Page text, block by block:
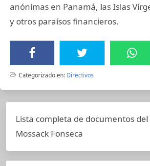
anónimas en Panamá, las Islas
y otros paraísos financieros.
Categorizado en: Directivos
Lista completa de documentos
Mossack Fonseca